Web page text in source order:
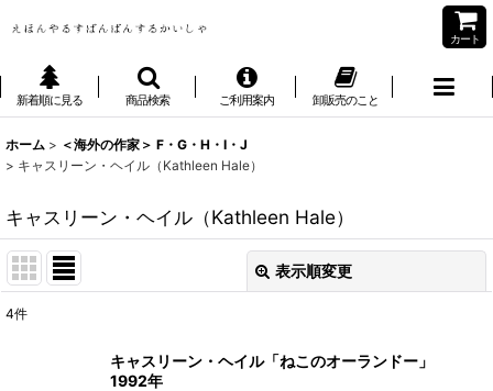
カート
新着順に見る 商品検索 ご利用案内 卸販売のこと
ホーム > ＜海外の作家＞ F・G・H・I・J
> キャスリーン・ヘイル（Kathleen Hale）
キャスリーン・ヘイル（Kathleen Hale）
表示順変更
4件
キャスリーン・ヘイル「ねこのオーランドー」
1992年